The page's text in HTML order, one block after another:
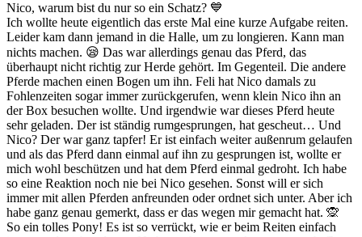
Nico, warum bist du nur so ein Schatz? 💙
Ich wollte heute eigentlich das erste Mal eine kurze Aufgabe reiten.
Leider kam dann jemand in die Halle, um zu longieren. Kann man
nichts machen. 😪 Das war allerdings genau das Pferd, das
überhaupt nicht richtig zur Herde gehört. Im Gegenteil. Die andere
Pferde machen einen Bogen um ihn. Feli hat Nico damals zu
Fohlenzeiten sogar immer zurückgerufen, wenn klein Nico ihn an
der Box besuchen wollte. Und irgendwie war dieses Pferd heute
sehr geladen. Der ist ständig rumgesprungen, hat gescheut… Und
Nico? Der war ganz tapfer! Er ist einfach weiter außenrum gelaufen
und als das Pferd dann einmal auf ihn zu gesprungen ist, wollte er
mich wohl beschützen und hat dem Pferd einmal gedroht. Ich habe
so eine Reaktion noch nie bei Nico gesehen. Sonst will er sich
immer mit allen Pferden anfreunden oder ordnet sich unter. Aber ich
habe ganz genau gemerkt, dass er das wegen mir gemacht hat. 🙊
So ein tolles Pony! Es ist so verrückt, wie er beim Reiten einfach